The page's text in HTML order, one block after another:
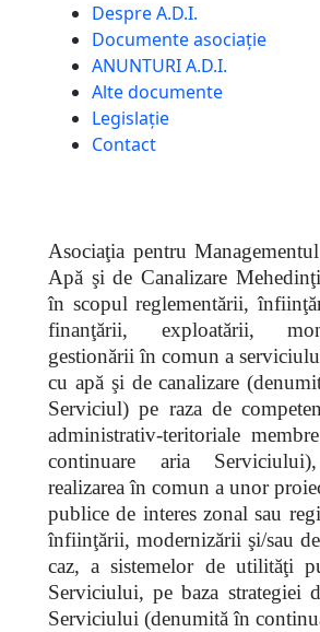
Despre A.D.I.
Documente asociație
ANUNTURI A.D.I.
Alte documente
Legislație
Contact
Asociaţia pentru
Apă şi de Canalizare
în scopul reglementării,
finanţării, exploatării,
gestionăriiîn comun a
cu apă şi de canalizare
Serviciul) pe raza de
administrativ-teritoriale
continuare aria
realizarea în comun a unor
publice de interes zonal sau
înfiinţării, modernizării şi/sau
caz, a sistemelor de utilităţi
Serviciului, pe baza strategiei
Serviciului (denumită în